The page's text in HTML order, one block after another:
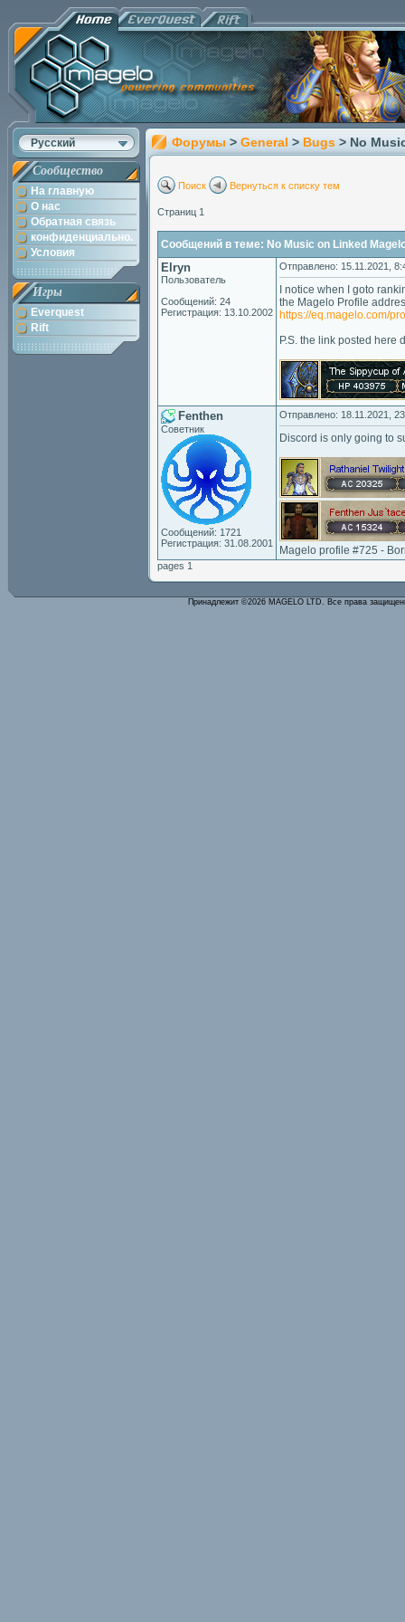
Русский
Сообщество
На главную
О нас
Обратная связь
конфиденциально.
Условия
Игры
Everquest
Rift
Форумы > General > Bugs > No
Поиск Вернуться к списку тем
Страниц 1
Сообщений в теме: No Music on Linked
Elryn
Пользователь
Сообщений: 24
Регистрация: 13.10.2002
Отправлено: 15.11.2021,
I notice when I goto
the Magelo Profile
https://eq.magelo.com/
P.S. the link posted here
Fenthen
Советник
Сообщений: 1721
Регистрация: 31.08.2001
Отправлено: 18.11.2021,
Discord is only going to
Magelo profile #725 -
pages 1
Принадлежит ©2026 MAGELO LTD. Все права